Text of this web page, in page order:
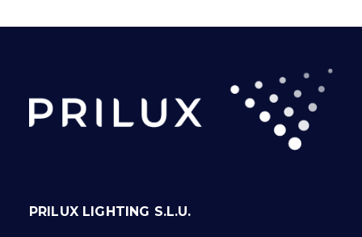
PRILUX LIGHTING S.L.U.